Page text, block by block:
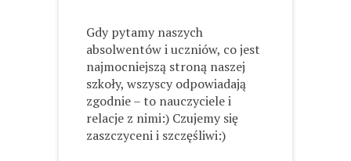
Gdy pytamy naszych
absolwentów i uczniów, co jest
najmocniejszą stroną naszej
szkoły, wszyscy odpowiadają
zgodnie – to nauczyciele i
relacje z nimi:) Czujemy się
zaszczyceni i szczęśliwi:)